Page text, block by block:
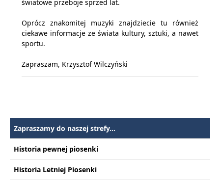
światowe przeboje sprzed lat.
Oprócz znakomitej muzyki znajdziecie tu również
ciekawe informacje ze świata kultury, sztuki, a nawet
sportu.
Zapraszam, Krzysztof Wilczyński
Zapraszamy do naszej strefy...
Historia pewnej piosenki
Historia Letniej Piosenki